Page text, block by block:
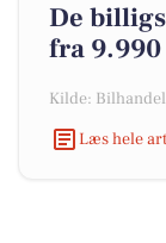
De
fra
Kilde: Bilhandel
Læs hele